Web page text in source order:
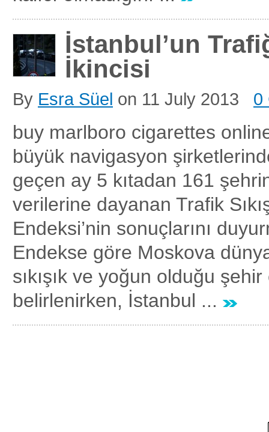
İstanbul’un
İkincisi
By Esra Süel on 11 July 2013 0
buy marlboro cigarettes
büyük navigasyon
geçen ay 5 kıtadan 161
verilerine dayanan Trafik
Endeksi’nin sonuçlarını
Endekse göre Moskova
sıkışık ve yoğun olduğu
belirlenirken, İstanbul ...